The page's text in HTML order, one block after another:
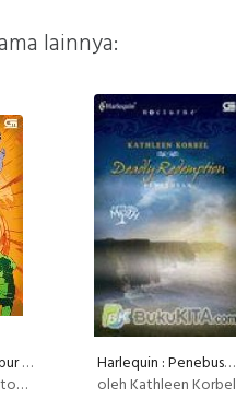
lainnya:
Step By Step Dapur Cookies Sisca Soewitomo (Bonus Dvd)
Harlequin : Penebusan - Deadly Redemption (Disc 50%)
oleh Kathleen Korbel